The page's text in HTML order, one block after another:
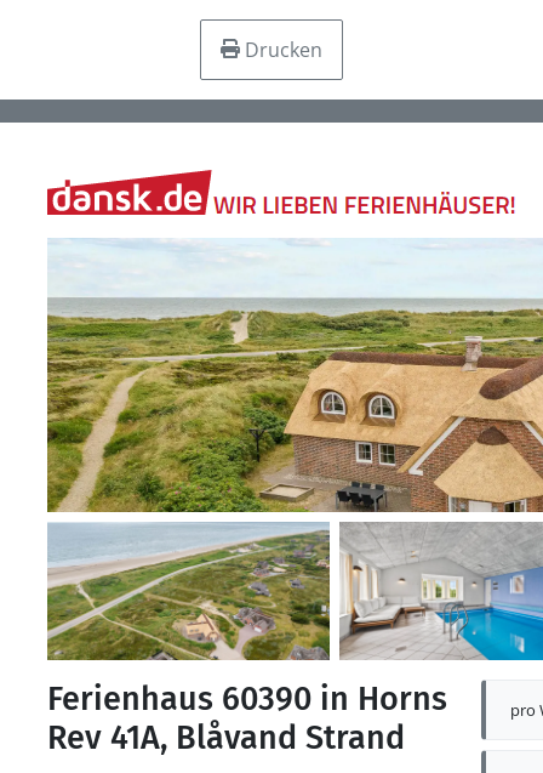
Drucken
pro
Ferienhaus 60390 in Horns
Rev 41A, Blåvand Strand